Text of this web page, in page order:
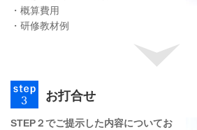
・概算費用
・研修教材例
お打合せ
STEP２でご提示した内容についてお